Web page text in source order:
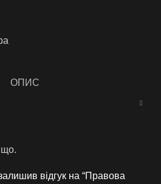
ОПИС
що.
відгук на “Правова